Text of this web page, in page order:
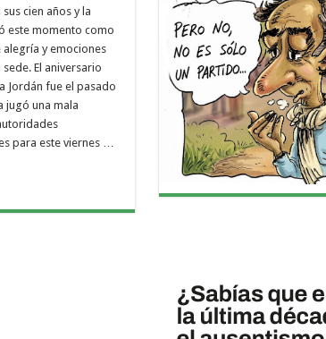
cien años y la
este momento como
y emociones
El aniversario
Jordán fue el pasado
jugó una mala
para este viernes …